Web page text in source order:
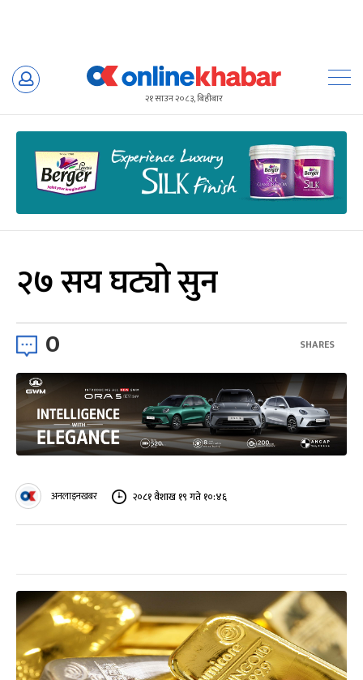
Skip
२१ साउन २०८३, बिहीबार
२७ सय घट्यो सुन
0 SHARES
अनलाइनखबर २०८१ वैशाख १९ गते १०:४६